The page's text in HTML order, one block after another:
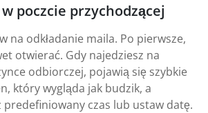
poczcie przychodzącej
na odkładanie maila. Po pierwsze,
otwierać. Gdy najedziesz na
odbiorczej, pojawią się szybkie
który wygląda jak budzik, a
czas lub ustaw datę.